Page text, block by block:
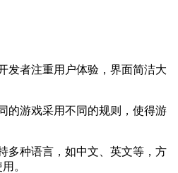
发者注重用户体验，界面简洁大
的游戏采用不同的规则，使得游
多种语言，如中文、英文等，方
。